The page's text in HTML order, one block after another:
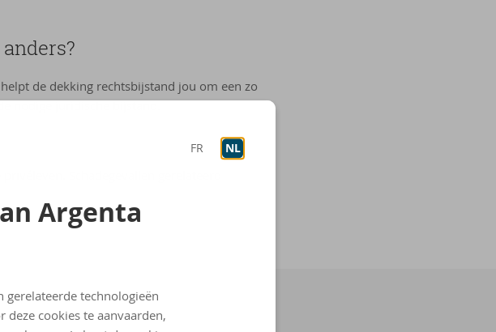
FR NL
Argenta
technologieën
deze cookies te aanvaarden,
de dekking rechtsbijstand jou om een zo
nodige juridische bijstand.